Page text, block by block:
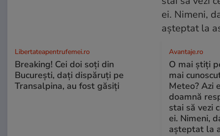
Libertateapentrufemei.ro
Breaking! Cei doi soți din
București, dați dispăruți pe
Transalpina, au fost găsiți
Avantaje.ro
O mai știți
mai
Meteo? Azi
doamnă
stai să vezi
ei. Nimeni,
așteptat la